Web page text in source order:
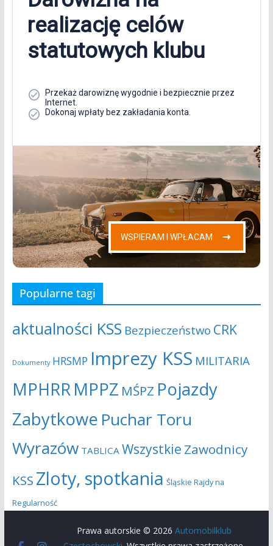
Popularne tagi
aktualności KSS Bezpieczeństwo CRK
Dokumenty HRSMP Imprezy KSS MILITARIA
MPHRRMPPZ MŚPZ Pojazdy
Zabytkowe Puchar Toru
Wyrazów TABLICA Wszystkie Zawodnicy
KSS Zloty, spotkania Śląskie Rajdy na
Regularność
Prawa autorskie © 2026 Automobilklub